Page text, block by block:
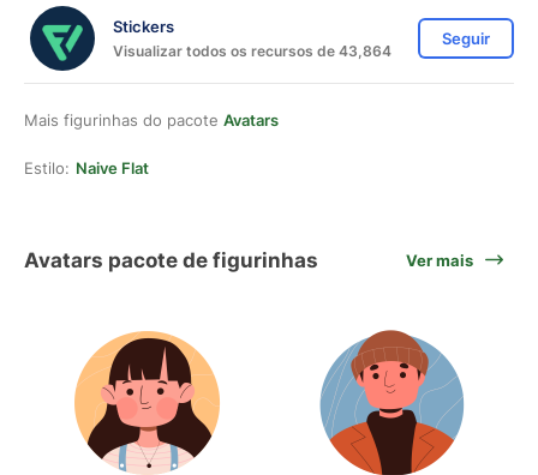
Stickers
Visualizar todos os recursos de 43,864
Seguir
Mais figurinhas do pacote Avatars
Estilo: Naive Flat
Avatars pacote de figurinhas Ver mais